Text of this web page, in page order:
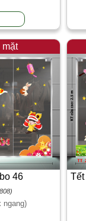
mặt
46
ngang)
Tết